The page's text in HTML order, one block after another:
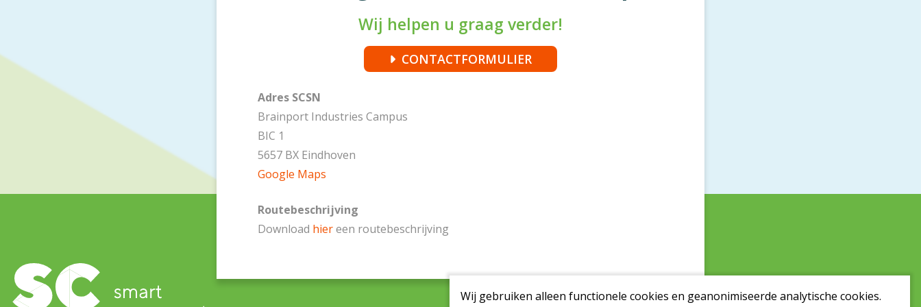
Wij helpen u graag verder!
CONTACTFORMULIER
Adres SCSN
Brainport Industries Campus
BIC 1
5657 BX Eindhoven
Google Maps
Routebeschrijving
Download hiereen routebeschrijving
Wij gebruiken alleen functionele cookies en geanonimiseerde analytische cookies.